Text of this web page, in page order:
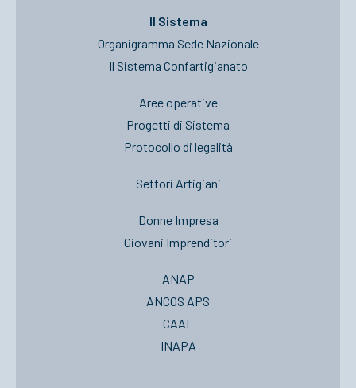
Il Sistema
Organigramma Sede Nazionale
Il Sistema Confartigianato
Aree operative
Progetti di Sistema
Protocollo di legalità
Settori Artigiani
Donne Impresa
Giovani Imprenditori
ANAP
ANCOS APS
CAAF
INAPA